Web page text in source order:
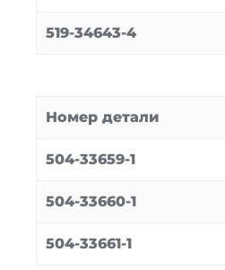
519-34643-4
Номер детали
504-33659-1
504-33660-1
504-33661-1